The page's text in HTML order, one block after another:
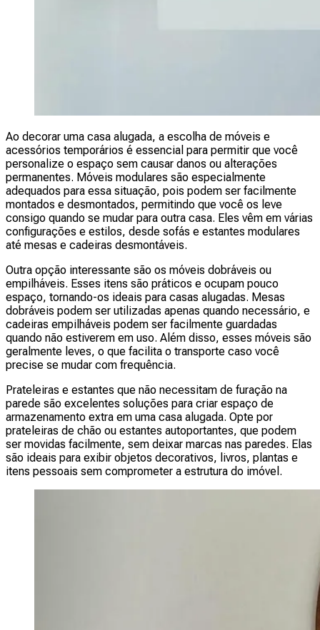
Ao decorar uma casa alugada, a escolha de móveis e
acessórios temporários é essencial para permitir que você
personalize o espaço sem causar danos ou alterações
permanentes. Móveis modulares são especialmente
adequados para essa situação, pois podem ser facilmente
montados e desmontados, permitindo que você os leve
consigo quando se mudar para outra casa. Eles vêm em várias
configurações e estilos, desde sofás e estantes modulares
até mesas e cadeiras desmontáveis.
Outra opção interessante são os móveis dobráveis ou
empilháveis. Esses itens são práticos e ocupam pouco
espaço, tornando-os ideais para casas alugadas. Mesas
dobráveis podem ser utilizadas apenas quando necessário, e
cadeiras empilháveis podem ser facilmente guardadas
quando não estiverem em uso. Além disso, esses móveis são
geralmente leves, o que facilita o transporte caso você
precise se mudar com frequência.
Prateleiras e estantes que não necessitam de furação na
parede são excelentes soluções para criar espaço de
armazenamento extra em uma casa alugada. Opte por
prateleiras de chão ou estantes autoportantes, que podem
ser movidas facilmente, sem deixar marcas nas paredes. Elas
são ideais para exibir objetos decorativos, livros, plantas e
itens pessoais sem comprometer a estrutura do imóvel.